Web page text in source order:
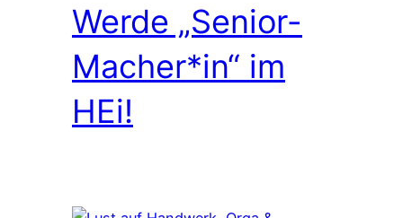
Werde „Senior-
Macher*in“ im
HEi!